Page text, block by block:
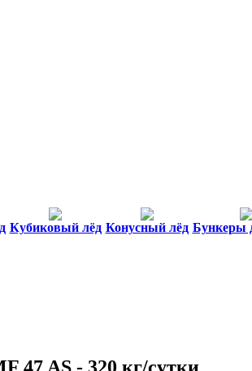
Кубиковый лёд Конусный лёд Бункеры